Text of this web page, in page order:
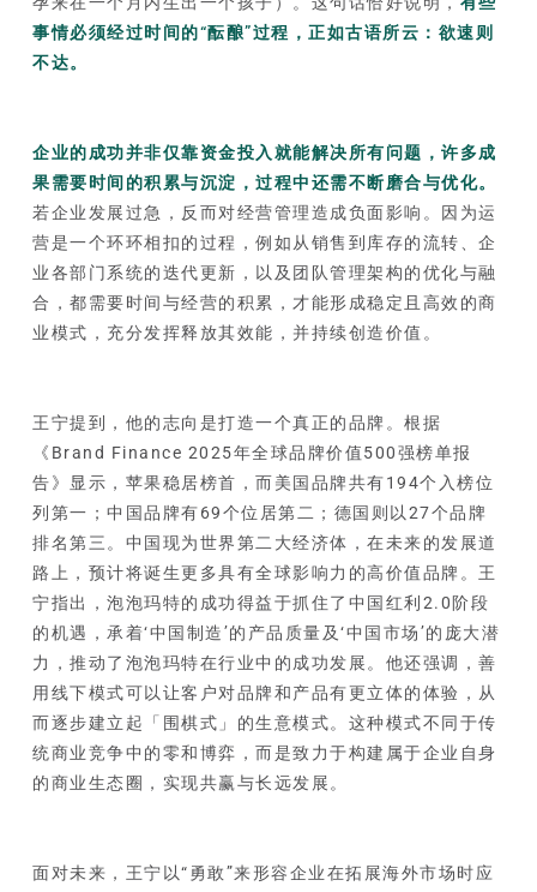
事情必须经过时间的“酝酿”过程，正如古语所云：欲速则
不达。
企业的成功并非仅靠资金投入就能解决所有问题，许多成
果需要时间的积累与沉淀，过程中还需不断磨合与优化。
若企业发展过急，反而对经营管理造成负面影响。因为运
营是一个环环相扣的过程，例如从销售到库存的流转、企
业各部门系统的迭代更新，以及团队管理架构的优化与融
合，都需要时间与经营的积累，才能形成稳定且高效的商
业模式，充分发挥释放其效能，并持续创造价值。
王宁提到，他的志向是打造一个真正的品牌。根据
《Brand Finance 2025年全球品牌价值500强榜单报
告》显示，苹果稳居榜首，而美国品牌共有194个入榜位
列第一；中国品牌有69个位居第二；德国则以27个品牌
排名第三。中国现为世界第二大经济体，在未来的发展道
路上，预计将诞生更多具有全球影响力的高价值品牌。王
宁指出，泡泡玛特的成功得益于抓住了中国红利2.0阶段
的机遇，承着‘中国制造’的产品质量及‘中国市场’的庞大潜
力，推动了泡泡玛特在行业中的成功发展。他还强调，善
用线下模式可以让客户对品牌和产品有更立体的体验，从
而逐步建立起「围棋式」的生意模式。这种模式不同于传
统商业竞争中的零和博弈，而是致力于构建属于企业自身
的商业生态圈，实现共赢与长远发展。
面对未来，王宁以“勇敢”来形容企业在拓展海外市场时应